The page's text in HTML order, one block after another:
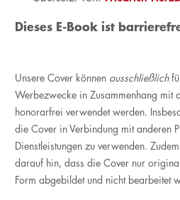
Dieses E-Book ist
Unsere Cover können ausschließlich
Werbezwecke in Zusammenhang
honorarfrei verwendet werden.
die Cover in Verbindung mit anderen
Dienstleistungen zu verwenden.
darauf hin, dass die Cover nur
Form abgebildet und nicht bearbeitet